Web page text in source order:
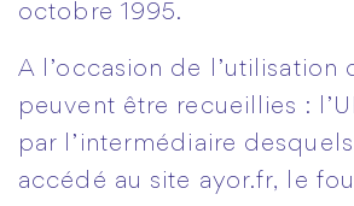
octobre 1995.
A l’occasion de l’utilisation
peuvent être recueillies :
par l’intermédiaire
accédé au site ayor.fr, le